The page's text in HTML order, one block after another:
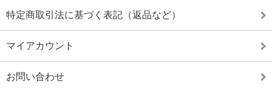
特定商取引法に基づく表記（返品など）
マイアカウント
お問い合わせ